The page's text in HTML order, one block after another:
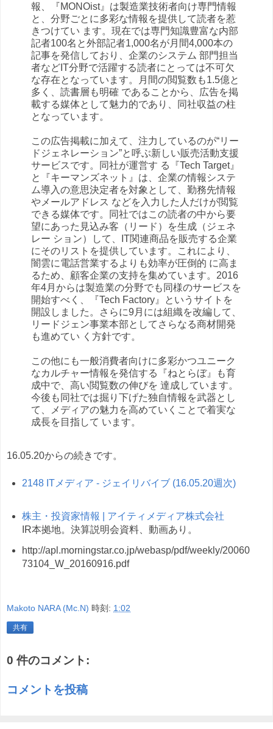
報、『MONOist』は製造業技術者向け専門情報
と、分野ごとに多彩な情報を提供して読者を惹
きつけてい ます。現在では専門知識豊富な内部
記者100名と外部記者1,000名が月間4,000本の
記事を発信しており、企業のシステム 部門担当
者などIT分野で活躍する読者にとっては不可欠
な存在となっています。月間の閲覧数も1.5億と
多く、読書層も明確 であることから、広告を掲
載する媒体として魅力的であり、同社収益の柱
となっています。
この広告掲載に加えて、注力しているのが“リー
ドジェネレーション”と呼ぶ新しい販売活動支援
サービスです。同社が運営す る『Tech Target』
と『キーマンズネット』は、企業の情報システ
ム導入の意思決定者を対象として、勤務先情報
やメールアドレス などを入力した人だけが閲覧
できる媒体です。同社ではこの読者の中から要
望にあった見込み客（リード）を生成（ジェネ
レー ション）して、IT関連商品を販売する企業
にそのリストを提供しています。これにより、
闇雲に電話営業するよりも効率が圧倒的 に高ま
るため、顧客企業の支持を集めています。2016
年4月からは製造業の分野でも同様のサービスを
開始すべく、『Tech Factory』というサイトを
開設しました。さらに9月には組織を改編して、
リードジェン事業本部としてさらなる商材開発
も進めてい く方針です。
この他にも一般消費者向けに多彩かつユニーク
なカルチャー情報を発信する『ねとらぼ』も育
成中で、高い閲覧数の伸びを 達成しています。
今後も同社では掘り下げた独自情報を武器とし
て、メディアの魅力を高めていくことで着実な
成長を目指して います。
16.05.20からの続きです。
2148 ITメディア - ジェイリバイブ (16.05.20週次)
株主・投資家情報 | アイティメディア株式会社
IR本拠地。決算説明会資料、動画あり。
http://apl.morningstar.co.jp/webasp/pdf/weekly/20060
73104_W_20160916.pdf
Makoto NARA (Mc.N) 時刻: 1:02
共有
0 件のコメント:
コメントを投稿